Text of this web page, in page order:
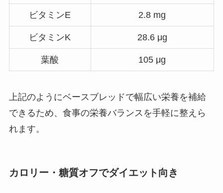
ビタミンE 2.8 mg
ビタミンK 28.6 μg
葉酸 105 μg
上記のようにベースブレッドで幅広い栄養を補給
できるため、食事の栄養バランスを手軽に整えら
れます。​
カロリー・糖質オフでダイエット向き